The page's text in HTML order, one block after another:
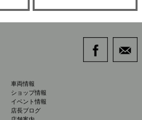
車両情報
ショップ情報
イベント情報
店長ブログ